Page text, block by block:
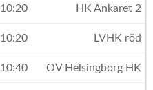
10:20 HK Ankaret 2
10:20 LVHK röd
10:40 OV Helsingborg HK